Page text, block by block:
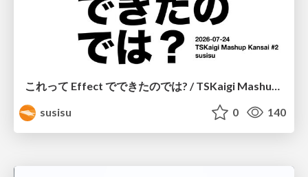
susisu
0 140